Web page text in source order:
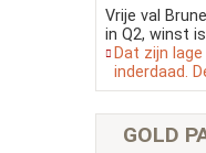
Vrije val
in Q2, winst
Dat zijn
inderdaad.
GOLD